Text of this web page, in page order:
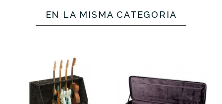
EN LA MISMA CATEGORÍA